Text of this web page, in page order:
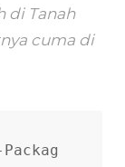
di Tanah
cuma di